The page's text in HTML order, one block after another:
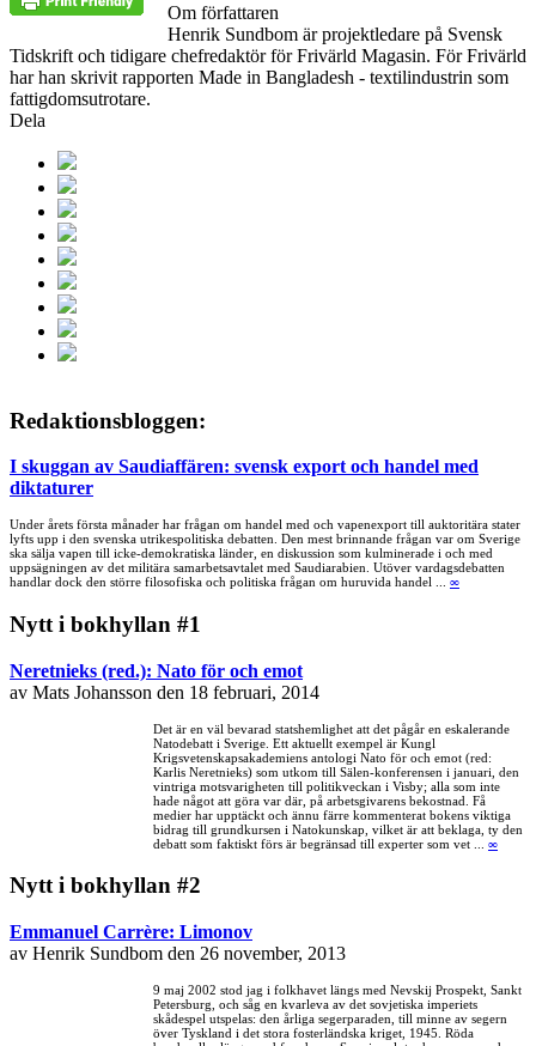
Om författaren
Henrik Sundbom är projektledare på Svensk
Tidskrift och tidigare chefredaktör för Frivärld Magasin. För Frivärld
har han skrivit rapporten Made in Bangladesh - textilindustrin som
fattigdomsutrotare.
Dela
Redaktionsbloggen:
I skuggan av Saudiaffären: svensk export och handel med
diktaturer
Under årets första månader har frågan om handel med och vapenexport till auktoritära stater
lyfts upp i den svenska utrikespolitiska debatten. Den mest brinnande frågan var om Sverige
ska sälja vapen till icke-demokratiska länder, en diskussion som kulminerade i och med
uppsägningen av det militära samarbetsavtalet med Saudiarabien. Utöver vardagsdebatten
handlar dock den större filosofiska och politiska frågan om huruvida handel ... ∞
Nytt i bokhyllan #1
Neretnieks (red.): Nato för och emot
av Mats Johansson den 18 februari, 2014
Det är en väl bevarad statshemlighet att det pågår en eskalerande
Natodebatt i Sverige. Ett aktuellt exempel är Kungl
Krigsvetenskapsakademiens antologi Nato för och emot (red:
Karlis Neretnieks) som utkom till Sälen-konferensen i januari, den
vintriga motsvarigheten till politikveckan i Visby; alla som inte
hade något att göra var där, på arbetsgivarens bekostnad. Få
medier har upptäckt och ännu färre kommenterat bokens viktiga
bidrag till grundkursen i Natokunskap, vilket är att beklaga, ty den
debatt som faktiskt förs är begränsad till experter som vet ... ∞
Nytt i bokhyllan #2
Emmanuel Carrère: Limonov
av Henrik Sundbom den 26 november, 2013
9 maj 2002 stod jag i folkhavet längs med Nevskij Prospekt, Sankt
Petersburg, och såg en kvarleva av det sovjetiska imperiets
skådespel utspelas: den årliga segerparaden, till minne av segern
över Tyskland i det stora fosterländska kriget, 1945. Röda